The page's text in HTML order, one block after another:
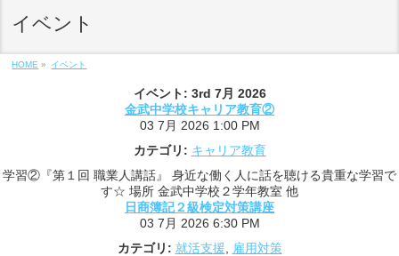
イベント
HOME » イベント
イベント: 3rd 7月 2026
金武中学校キャリア教育②
03 7月 2026 1:00 PM
カテゴリ: キャリア教育
学習②『第１回 職業人講話』 身近な働く人に話を聴ける貴重な学習で
す☆ 場所 金武中学校２学年教室 他
日商簿記２級検定対策講座
03 7月 2026 6:30 PM
カテゴリ: 就活支援
雇用対策